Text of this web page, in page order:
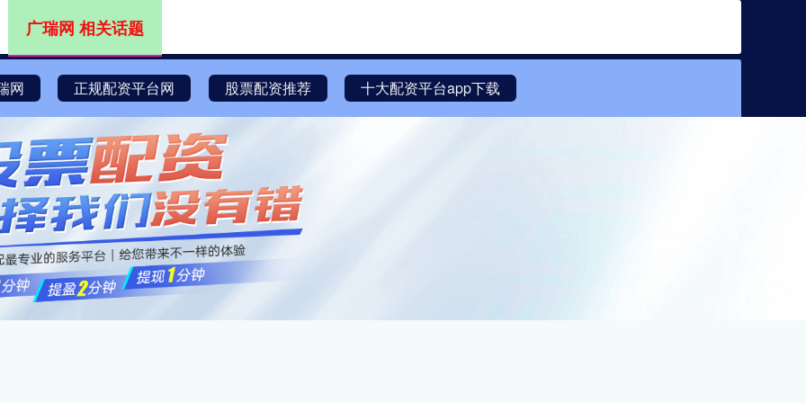
网 正规配资平台网 股票配资推荐 十大配资平台app下载
广瑞网 相关话题